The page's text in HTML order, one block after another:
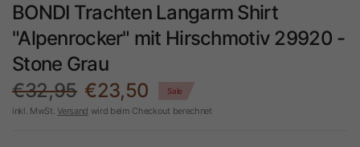
BONDI Trachten Langarm Shirt
"Alpenrocker" mit Hirschmotiv 29920 -
Stone Grau
€32,95 €23,50 Sale
inkl. MwSt.Versand wird beim Checkout berechnet